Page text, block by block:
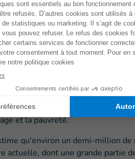
a réalisé d'importants
en matière de protection
humanitaires augmentent parmi
de base est devenu plus
la santé, l'éducation, le logement
de pauvreté y est estimé à 25
à 10,7 %, présent
de COVID-19 qui a eu de
et la pauvreté.
qu'environ un demi-million de
actuelle, dont une grande partie